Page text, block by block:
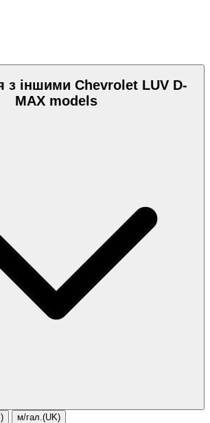
з іншими Chevrolet LUV D-
MAX models
м/гал.(UK)